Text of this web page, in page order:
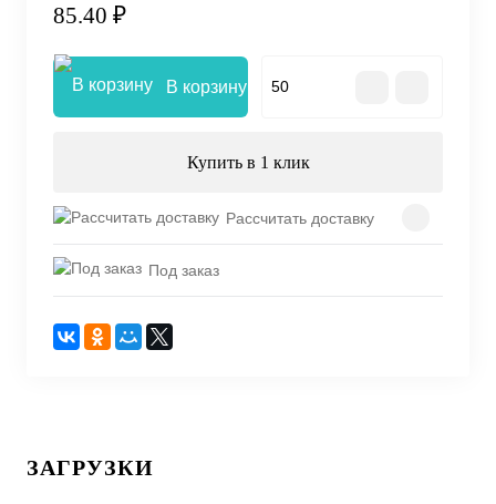
85.40 ₽
В корзину
Купить в 1 клик
Рассчитать доставку
Под заказ
ЗАГРУЗКИ